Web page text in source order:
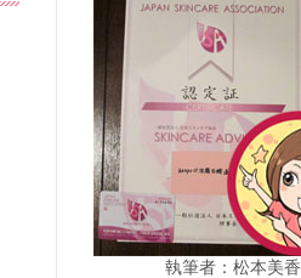
執筆者：松本美香